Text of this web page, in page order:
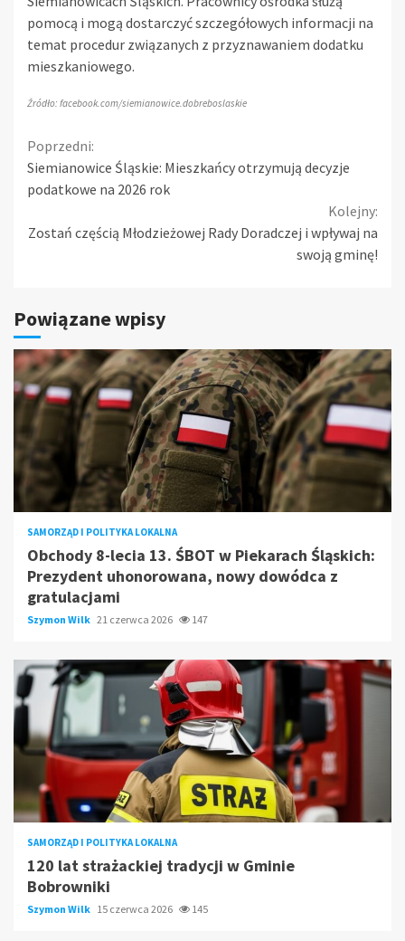
pomocą i mogą dostarczyć szczegółowych informacji na
temat procedur związanych z przyznawaniem dodatku
mieszkaniowego.
Źródło: facebook.com/siemianowice.dobreboslaskie
Continue
Reading
Poprzedni:
Siemianowice Śląskie: Mieszkańcy otrzymują decyzje
podatkowe na 2026 rok
Kolejny:
Zostań częścią Młodzieżowej Rady Doradczej i wpływaj na
swoją gminę!
Powiązane wpisy
SAMORZĄD I POLITYKA LOKALNA
Obchody 8-lecia 13. ŚBOT w Piekarach Śląskich:
Prezydent uhonorowana, nowy dowódca z
gratulacjami
Szymon Wilk 21 czerwca 2026 147
SAMORZĄD I POLITYKA LOKALNA
120 lat strażackiej tradycji w Gminie
Bobrowniki
Szymon Wilk 15 czerwca 2026 145